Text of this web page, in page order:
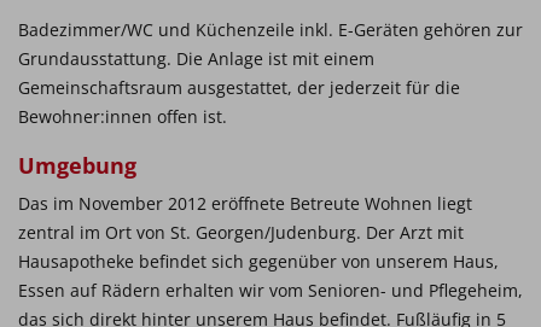
Badezimmer/WC und Küchenzeile inkl. E-Geräten gehören zur
Grundausstattung. Die Anlage ist mit einem
Gemeinschaftsraum ausgestattet, der jederzeit für die
Bewohner:innen offen ist.
Umgebung
Das im November 2012 eröffnete Betreute Wohnen liegt
zentral im Ort von St. Georgen/Judenburg. Der Arzt mit
Hausapotheke befindet sich gegenüber von unserem Haus,
Essen auf Rädern erhalten wir vom Senioren- und Pflegeheim,
das sich direkt hinter unserem Haus befindet. Fußläufig in 5